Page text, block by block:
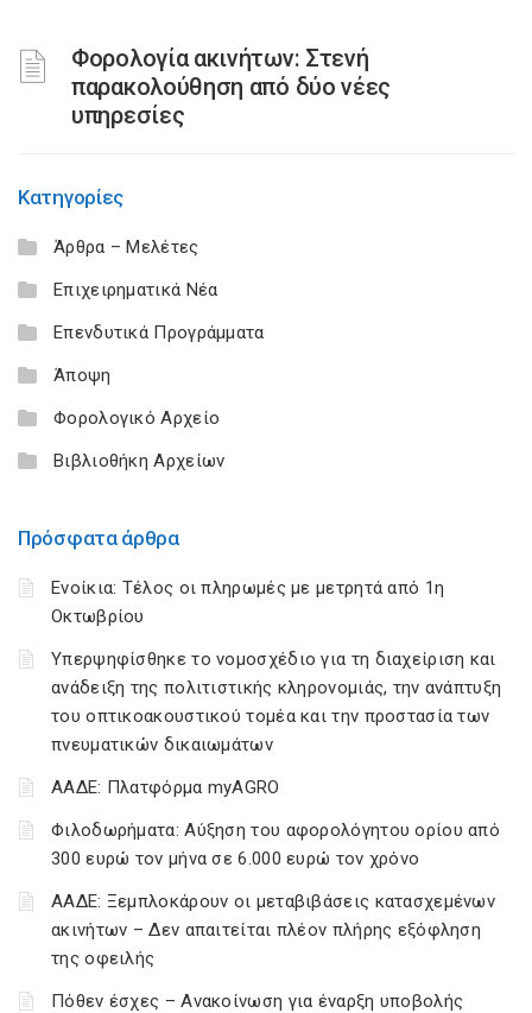
Φορολογία ακινήτων: Στενή
παρακολούθηση από δύο νέες
υπηρεσίες
Κατηγορίες
Άρθρα – Μελέτες
Επιχειρηματικά Νέα
Επενδυτικά Προγράμματα
Άποψη
Φορολογικό Αρχείο
Βιβλιοθήκη Αρχείων
Πρόσφατα άρθρα
Ενοίκια: Τέλος οι πληρωμές με μετρητά από 1η
Οκτωβρίου
Υπερψηφίσθηκε το νομοσχέδιο για τη διαχείριση και
ανάδειξη της πολιτιστικής κληρονομιάς, την ανάπτυξη
του οπτικοακουστικού τομέα και την προστασία των
πνευματικών δικαιωμάτων
ΑΑΔΕ: Πλατφόρμα myAGRO
Φιλοδωρήματα: Αύξηση του αφορολόγητου ορίου από
300 ευρώ τον μήνα σε 6.000 ευρώ τον χρόνο
ΑΑΔΕ: Ξεμπλοκάρουν οι μεταβιβάσεις κατασχεμένων
ακινήτων – Δεν απαιτείται πλέον πλήρης εξόφληση
της οφειλής
Πόθεν έσχες – Ανακοίνωση για έναρξη υποβολής